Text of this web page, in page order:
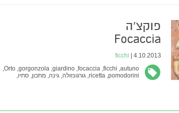
פוקצ'ה
Focaccia
4.10.2013 |
ficchi
autuno,
ficchi,
focaccia,
giardino,
gorgonzola,
Orto,
pomodorini,
ricetta, גורגונזולה, גינה, מתכון, סתיו,